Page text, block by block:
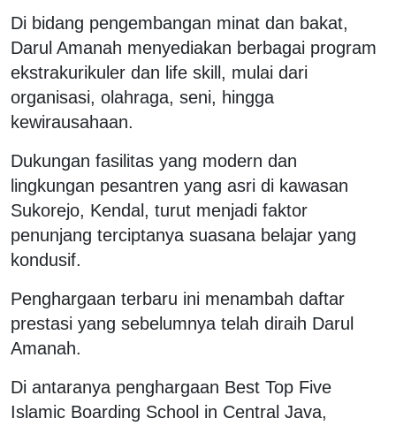
Di bidang pengembangan minat dan bakat,
Darul Amanah menyediakan berbagai program
ekstrakurikuler dan life skill, mulai dari
organisasi, olahraga, seni, hingga
kewirausahaan.
Dukungan fasilitas yang modern dan
lingkungan pesantren yang asri di kawasan
Sukorejo, Kendal, turut menjadi faktor
penunjang terciptanya suasana belajar yang
kondusif.
Penghargaan terbaru ini menambah daftar
prestasi yang sebelumnya telah diraih Darul
Amanah.
Di antaranya penghargaan Best Top Five
Islamic Boarding School in Central Java,